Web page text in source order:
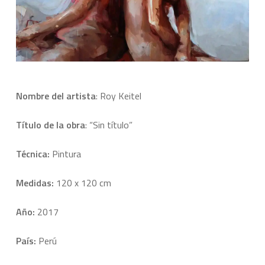
Nombre del artista: Roy Keitel
Título de la obra: “Sin título”
Técnica: Pintura
Medidas: 120 x 120 cm
Año: 2017
País: Perú